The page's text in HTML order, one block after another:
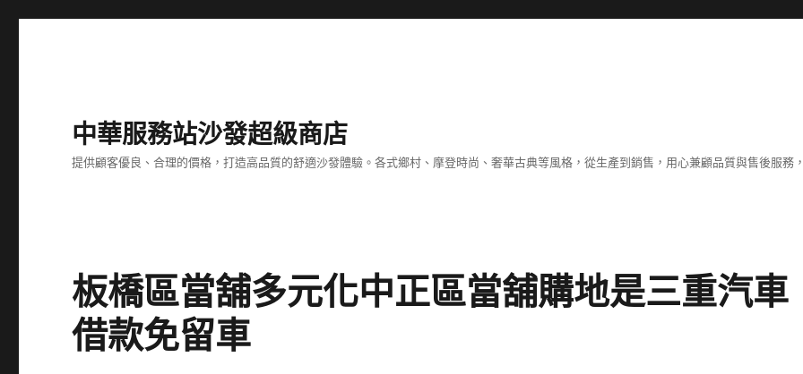
中華服務站沙發超級商店
提供顧客優良、合理的價格，打造高品質的舒適沙發體驗。各式鄉村、摩登時尚、奢華古典等風格，從生產到銷售，用心兼顧品質與售後服務
板橋區當舖多元化中正區當舖購地是三重汽車
借款免留車